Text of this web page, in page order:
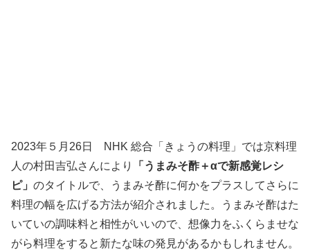
2023年５月26日 NHK 総合「きょうの料理」では京料理
人の村田吉弘さんにより
「うまみそ酢＋αで新感覚レシ
ピ」 のタイトルで、うまみそ酢に何かをプラスしてさらに
料理の幅を広げる方法が紹介されました。うまみそ酢はた
いていの調味料と相性がいいので、想像力をふくらませな
がら料理をすると新たな味の発見があるかもしれません。